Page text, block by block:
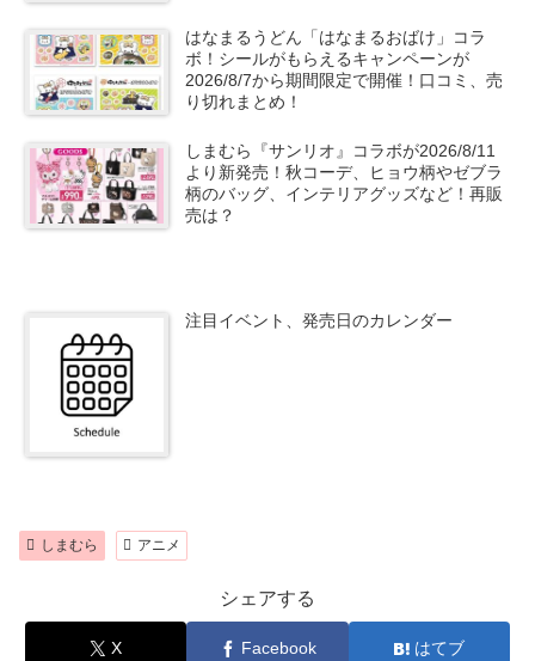
はなまるうどん「はなまるおばけ」コラ
ボ！シールがもらえるキャンペーンが
2026/8/7から期間限定で開催！口コミ、売
り切れまとめ！
しまむら『サンリオ』コラボが2026/8/11
より新発売！秋コーデ、ヒョウ柄やゼブラ
柄のバッグ、インテリアグッズなど！再販
売は？
注目イベント、発売日のカレンダー
しまむら アニメ
シェアする
X Facebook はてブ